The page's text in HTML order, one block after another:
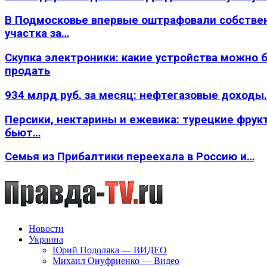
В Подмосковье впервые оштрафовали
участка за…
Скупка электроники: какие устройства можно
продать
934 млрд руб. за месяц: нефтегазовые
Персики, нектарины и ежевика: турецкие
бьют…
Семья из Прибалтики переехала в Россию и…
Новости
Украина
Юрий Подоляка — ВИДЕО
Михаил Онуфриенко — Видео